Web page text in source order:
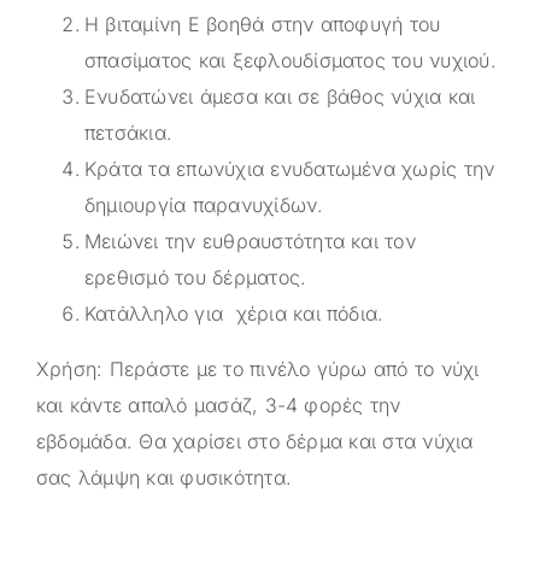
Η βιταμίνη Ε βοηθά στην αποφυγή του
σπασίματος και ξεφλουδίσματος του νυχιού.
Ενυδατώνει άμεσα και σε βάθος νύχια και
πετσάκια.
Κράτα τα επωνύχια ενυδατωμένα χωρίς την
δημιουργία παρανυχίδων.
Μειώνει την ευθραυστότητα και τον
ερεθισμό του δέρματος.
Κατάλληλο για χέρια και πόδια.
Χρήση: Περάστε με το πινέλο γύρω από το νύχι
και κάντε απαλό μασάζ, 3-4 φορές την
εβδομάδα. Θα χαρίσει στο δέρμα και στα νύχια
σας λάμψη και φυσικότητα.